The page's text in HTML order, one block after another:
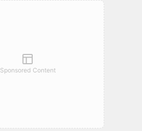
Sponsored Content